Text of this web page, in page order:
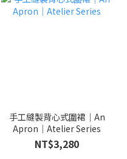
手工縫製背心式圍裙｜An
Apron｜Atelier Series
NT$3,280